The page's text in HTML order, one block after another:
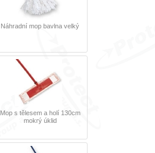
Náhradní mop bavlna velký
Mop s tělesem a holí 130cm
mokrý úklid